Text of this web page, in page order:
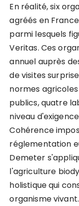
En réalité, six
agréés en
parmi lesquels
Veritas. Ces
annuel auprès
de visites
normes
publics, quatre
niveau
Cohérence
réglementation
Demeter
l'agriculture
holistique qui
organisme